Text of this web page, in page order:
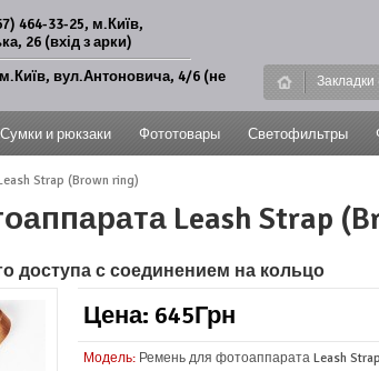
464-33-25, м.Київ,
26 (вхід з арки)
вул.Антоновича, 4/6 (не
Закладки
Сумки и рюкзаки Фототовары Светофильтры
Strap (Brown ring)
Leash Strap
доступа с соединением на кольцо
Цена: 645Грн
Модель: Ремень для фотоаппарата Leash Strap